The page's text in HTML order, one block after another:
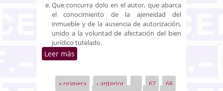
Que concurra dolo en el autor, que abarca
el conocimiento de la ajeneidad del
inmueble y de la ausencia de autorización,
unido a la voluntad de afectación del bien
jurídico tutelado.
Leer más
inmuebles
Páginas
« primera ‹ anterior 67
68